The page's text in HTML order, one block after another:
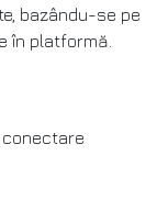
bazându-se pe
în platformă.